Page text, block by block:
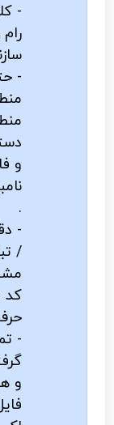
-
-
و
.
-
/
کد
-
و